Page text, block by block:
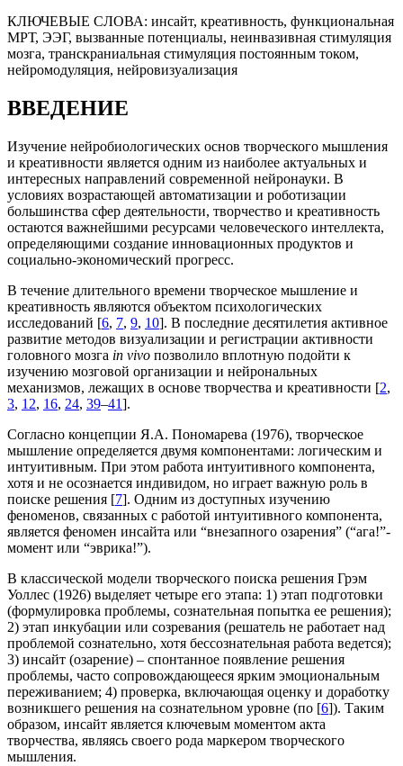
КЛЮЧЕВЫЕ СЛОВА: инсайт, креативность, функциональная
МРТ, ЭЭГ, вызванные потенциалы, неинвазивная стимуляция
мозга, транскраниальная стимуляция постоянным током,
нейромодуляция, нейровизуализация
ВВЕДЕНИЕ
Изучение нейробиологических основ творческого мышления
и креативности является одним из наиболее актуальных и
интересных направлений современной нейронауки. В
условиях возрастающей автоматизации и роботизации
большинства сфер деятельности, творчество и креативность
остаются важнейшими ресурсами человеческого интеллекта,
определяющими создание инновационных продуктов и
социально-экономический прогресс.
В течение длительного времени творческое мышление и
креативность являются объектом психологических
исследований [6, 7, 9, 10]. В последние десятилетия активное
развитие методов визуализации и регистрации активности
головного мозга in vivo позволило вплотную подойти к
изучению мозговой организации и нейрональных
механизмов, лежащих в основе творчества и креативности [2,
3, 12, 16, 24, 39–41].
Согласно концепции Я.А. Пономарева (1976), творческое
мышление определяется двумя компонентами: логическим и
интуитивным. При этом работа интуитивного компонента,
хотя и не осознается индивидом, но играет важную роль в
поиске решения [7]. Одним из доступных изучению
феноменов, связанных с работой интуитивного компонента,
является феномен инсайта или “внезапного озарения” (“ага!”-
момент или “эврика!”).
В классической модели творческого поиска решения Грэм
Уоллес (1926) выделяет четыре его этапа: 1) этап подготовки
(формулировка проблемы, сознательная попытка ее решения);
2) этап инкубации или созревания (решатель не работает над
проблемой сознательно, хотя бессознательная работа ведется);
3) инсайт (озарение) – спонтанное появление решения
проблемы, часто сопровождающееся ярким эмоциональным
переживанием; 4) проверка, включающая оценку и доработку
возникшего решения на сознательном уровне (по [6]). Таким
образом, инсайт является ключевым моментом акта
творчества, являясь своего рода маркером творческого
мышления.